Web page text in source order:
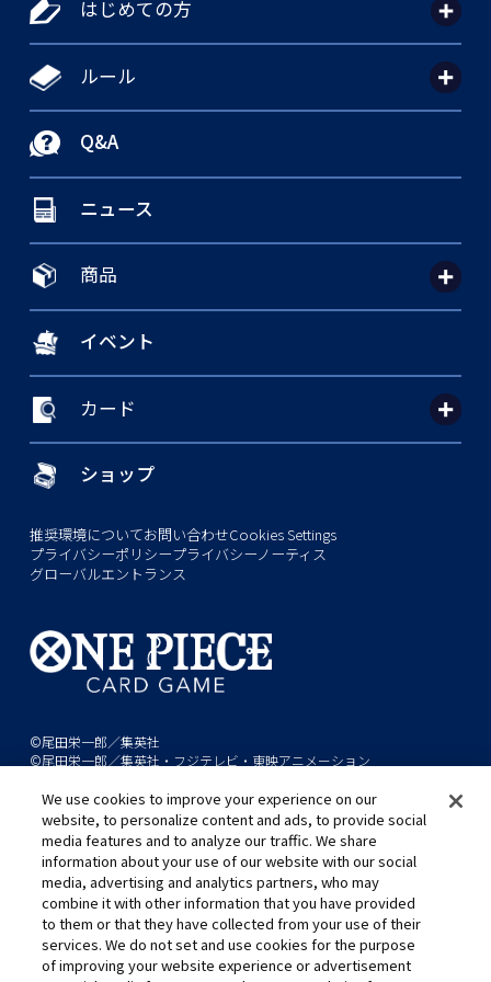
はじめての方
ルール
Q&A
ニュース
商品
イベント
カード
ショップ
推奨環境についてお問い合わせCookies Settings
プライバシーポリシープライバシーノーティス
グローバルエントランス
©尾田栄一郎／集英社
©尾田栄一郎／集英社・フジテレビ・東映アニメーション
このwebサイトに記載されているすべての画像・テキスト・データの無
断転用、転載をお断りします。
開発中につき、本サイトで使用している画像と実際の商品とは異なる場
合があります。
※AppleとAppleのロゴは、米国およびその他の国で登録されたApple
Inc.の商標です。
※Google Play および Google Play ロゴは、Google LLC の商標です。
We use cookies to improve your experience on our
website, to personalize content and ads, to provide social
media features and to analyze our traffic. We share
information about your use of our website with our social
media, advertising and analytics partners, who may
combine it with other information that you have provided
to them or that they have collected from your use of their
services. We do not set and use cookies for the purpose
of improving your website experience or advertisement